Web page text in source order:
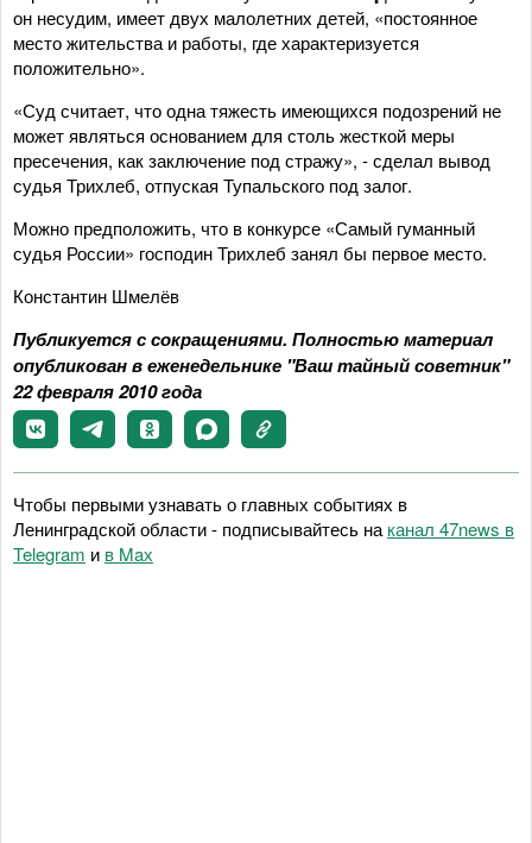
он несудим, имеет двух малолетних детей, «постоянное
место жительства и работы, где характеризуется
положительно».
«Суд считает, что одна тяжесть имеющихся подозрений не
может являться основанием для столь жесткой меры
пресечения, как заключение под стражу», - сделал вывод
судья Трихлеб, отпуская Тупальского под залог.
Можно предположить, что в конкурсе «Самый гуманный
судья России» господин Трихлеб занял бы первое место.
Константин Шмелёв
Публикуется с сокращениями. Полностью материал
опубликован в еженедельнике "Ваш тайный советник"
22 февраля 2010 года
Чтобы первыми узнавать о главных событиях в
Ленинградской области - подписывайтесь на канал 47news в
Telegram и в Maх